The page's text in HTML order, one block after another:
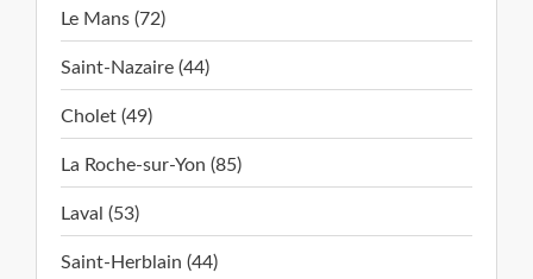
Le Mans (72)
Saint-Nazaire (44)
Cholet (49)
La Roche-sur-Yon (85)
Laval (53)
Saint-Herblain (44)